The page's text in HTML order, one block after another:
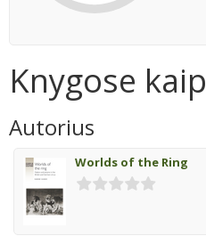
Knygose kaip
Autorius
Worlds of the Ring